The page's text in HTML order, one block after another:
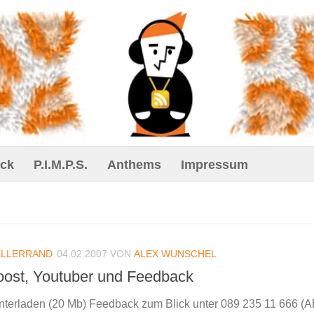
P.I.M.P.S. Anthems Impressum
04.02.2007 VON ALEX WUNSCHEL
Youtuber und Feedback
(20 Mb) Feedback zum Blick unter 089 235 11 666